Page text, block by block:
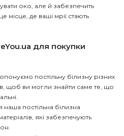
око, але й забезпечить
місце, де ваші мрії стають
для покупки
постільну білизну різних
щоб ви могли знайти саме те, що
наша постільна білизна
які забезпечують